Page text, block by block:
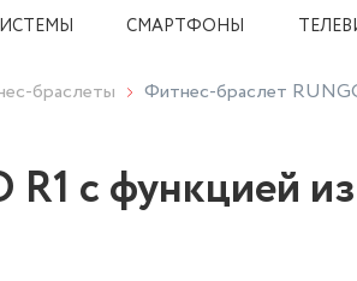
СМАРТФОНЫ
браслеты Фитнес-браслет
с функцией